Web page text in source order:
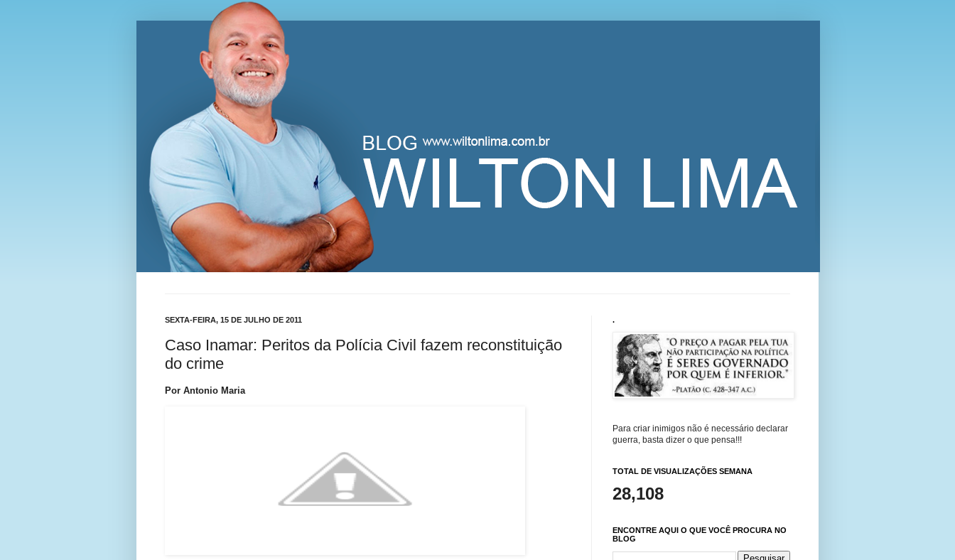
Blog Wilton Lima
SEXTA-FEIRA, 15 DE JULHO DE 2011
Caso Inamar: Peritos da Polícia Civil fazem reconstituição
do crime
Por Antonio Maria
.
Para criar inimigos não é necessário declarar
guerra, basta dizer o que pensa!!!
TOTAL DE VISUALIZAÇÕES SEMANA
28,108
ENCONTRE AQUI O QUE VOCÊ PROCURA NO
BLOG